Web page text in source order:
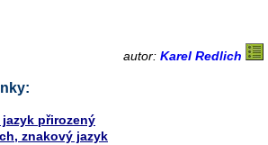
autor: Karel Redlich
přirozený
znakový jazyk